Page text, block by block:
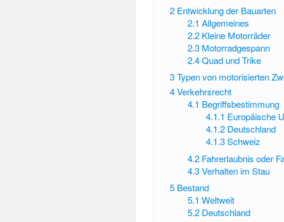
2 Entwicklung der Bauarten
2.1 Allgemeines
2.2 Kleine Motorräder
2.3 Motorradgespann
2.4 Quad und Trike
3Typen von motorisierten
4Verkehrsrecht
4.1 Begriffsbestimmung
4.1.1 Europäische
4.1.2 Deutschland
4.1.3 Schweiz
4.2 Fahrerlaubnis oder
4.3 Verhalten im Stau
5 Bestand
5.1 Weltweit
5.2 Deutschland